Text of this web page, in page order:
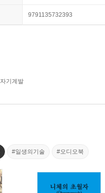
9791135732393
자기계발
#일생의기술 #오디오북